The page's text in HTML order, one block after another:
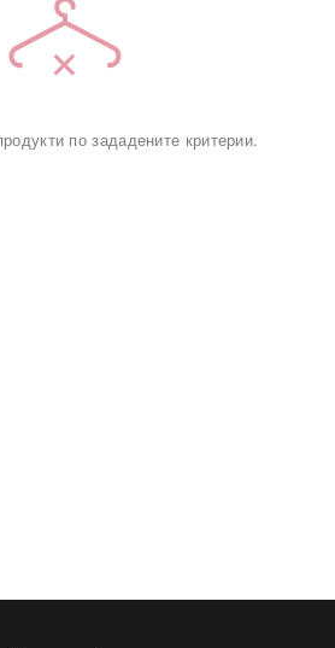
по зададените критерии.